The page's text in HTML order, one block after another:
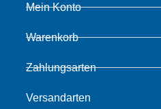
Mein Konto
Warenkorb
Zahlungsarten
Versandarten